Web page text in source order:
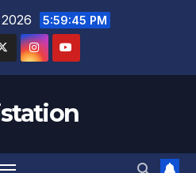
5:59:46 PM